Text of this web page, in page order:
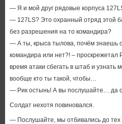
— Я и мой друг рядовые корпуса
— 127LS? Это охранный отряд этой
без разрешения на то командира?
— А ты, крыса тылова, почём знаешь
командира или нет?! –
время атаки сбегать в штаб и узнать
вообще кто ты такой, чтобы…
— Рик остынь! А вы послушайте… да
Солдат нехотя повиновался.
— Послушайте, мы отбивались до